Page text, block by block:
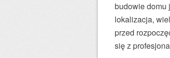
budowie domu
lokalizacja,
przed
się z